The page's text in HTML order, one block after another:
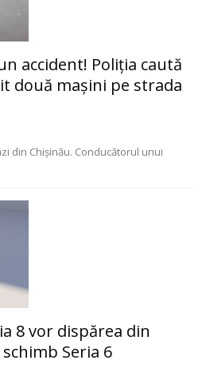
accident! Poliția caută
două mașini pe strada
din Chișinău. Conducătorul unui
8 vor dispărea din
Seria 6